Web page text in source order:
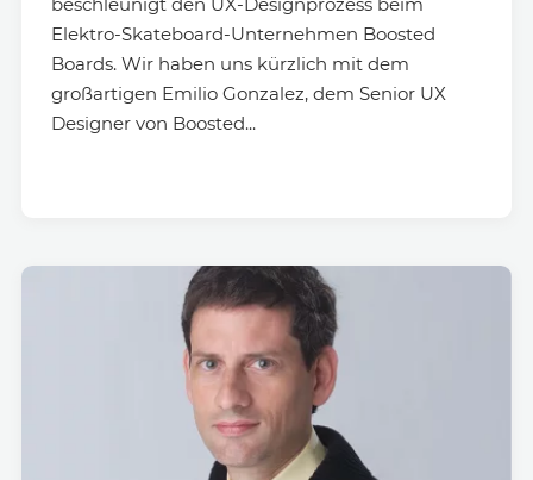
Elektro-Skateboard-Unternehmen Boosted
Boards. Wir haben uns kürzlich mit dem
großartigen Emilio Gonzalez, dem Senior UX
Designer von Boosted...